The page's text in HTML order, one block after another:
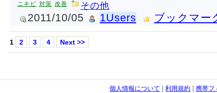
ニキビ 対策 改善 その他
2011/10/05 1Users ブックマー
1 2 3 4 Next >>
個人情報について |利用規約 |携帯フ